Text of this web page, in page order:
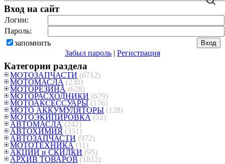
Вход на сайт
Логин:
Пароль:
запомнить
Забыл пароль | Регистрация
Категории раздела
МОТОЗАПЧАСТИ (6712)
МОТОМАСЛА (230)
МОТОРЕЗИНА (628)
МОТОРАСХОДНИКИ (679)
МОТОАКСЕССУАРЫ (176)
МОТО АККУМУЛЯТОРЫ (128)
МОТОЭКИПИРОВКА (52)
АВТОМАСЛА (242)
АВТОХИМИЯ (331)
АВТОЗАПЧАСТИ (972)
МОТОТЕХНИКА (11)
АКЦИИ и СКИДКИ (95)
АРХИВ ТОВАРОВ (1812)